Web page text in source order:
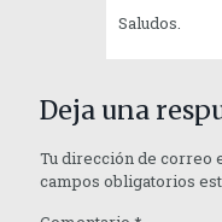
Saludos.
Deja una
Tu dirección de correo
campos obligatorios